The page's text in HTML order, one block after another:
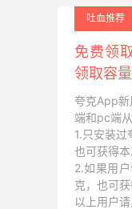
吐血推荐
免费领
领取容
夸克App
端和pc端
1.只安装过
也可获得本
2.如果用
克，也可
以上用户请